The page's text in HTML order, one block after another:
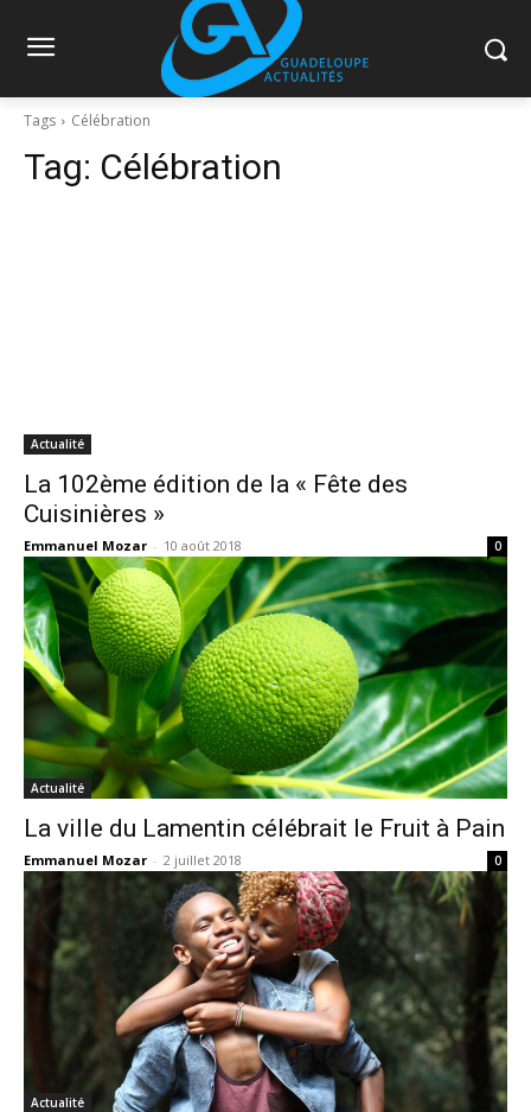
Tags Célébration
Tag: Célébration
Actualité
La 102ème édition de la « Fête des
Cuisinières »
Emmanuel Mozar - 10 août 2018 0
Actualité
La ville du Lamentin célébrait le Fruit à Pain
Emmanuel Mozar - 2 juillet 2018 0
Actualité